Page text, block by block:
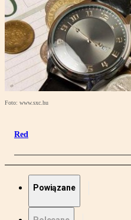
Foto: www.sxc.hu
Red
Powiązane